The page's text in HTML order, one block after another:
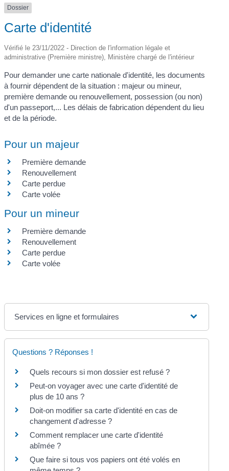
Dossier
Carte d'identité
Vérifié le 23/11/2022 - Direction de l'information légale et
administrative (Première ministre), Ministère chargé de l'intérieur
Pour demander une carte nationale d'identité, les documents
à fournir dépendent de la situation : majeur ou mineur,
première demande ou renouvellement, possession (ou non)
d'un passeport,... Les délais de fabrication dépendent du lieu
et de la période.
Pour un majeur
Première demande
Renouvellement
Carte perdue
Carte volée
Pour un mineur
Première demande
Renouvellement
Carte perdue
Carte volée
Services en ligne et formulaires
Questions ? Réponses !
Quels recours si mon dossier est refusé ?
Peut-on voyager avec une carte d'identité de
plus de 10 ans ?
Doit-on modifier sa carte d'identité en cas de
changement d'adresse ?
Comment remplacer une carte d'identité
abîmée ?
Que faire si tous vos papiers ont été volés en